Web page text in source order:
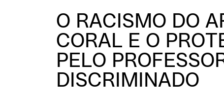
O RACISMO DO
CORAL E O
PELO
DISCRIMINADO